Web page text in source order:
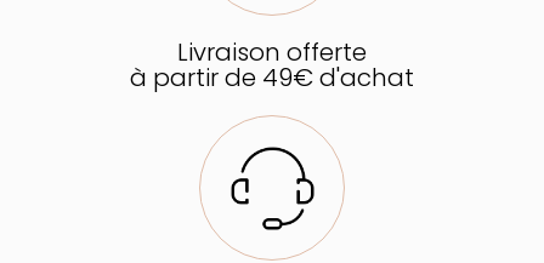
Livraison offerte
à partir de 49€ d'achat